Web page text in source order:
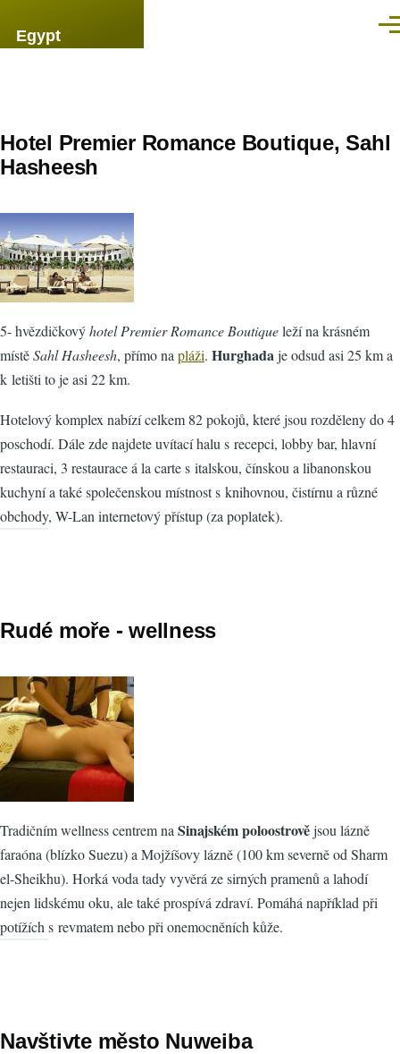
Egypt
Hotel Premier Romance Boutique, Sahl
Hasheesh
5- hvězdičkovýhotel Premier Romance Boutiqueleží na krásném
místěSahl Hasheesh, přímo na pláži. Hurghadaje odsud asi 25 km a
k letišti to je asi 22 km.
Hotelový komplex nabízí celkem 82 pokojů, které jsou rozděleny do 4
poschodí. Dále zde najdete uvítací halu s recepci, lobby bar, hlavní
restauraci, 3 restaurace á la carte s italskou, čínskou a libanonskou
kuchyní a také společenskou místnost s knihovnou, čistírnu a různé
obchody, W-Lan internetový přístup (za poplatek).
Rudé moře - wellness
Tradičním wellness centrem na Sinajském poloostrovějsou lázně
faraóna (blízko Suezu) a Mojžíšovy lázně (100 km severně od Sharm
el-Sheikhu). Horká voda tady vyvěrá ze sirných pramenů a lahodí
nejen lidskému oku, ale také prospívá zdraví. Pomáhá například při
potížích s revmatem nebo při onemocněních kůže.
Navštivte město Nuweiba